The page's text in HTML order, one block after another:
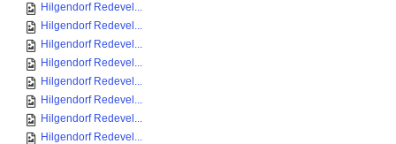
Hilgendorf Redevel...
Hilgendorf Redevel...
Hilgendorf Redevel...
Hilgendorf Redevel...
Hilgendorf Redevel...
Hilgendorf Redevel...
Hilgendorf Redevel...
Hilgendorf Redevel...